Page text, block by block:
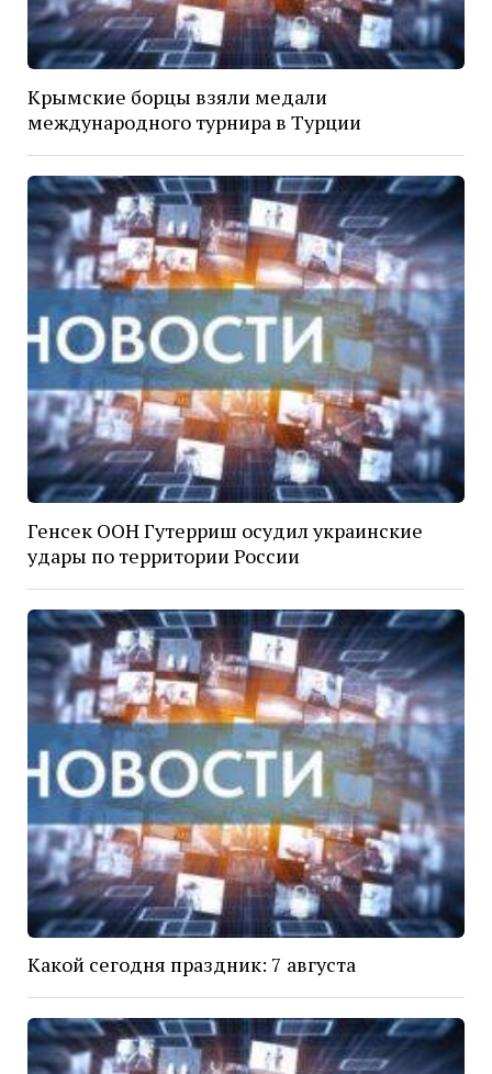
Крымские борцы взяли медали
международного турнира в Турции
Генсек ООН Гутерриш осудил украинские
удары по территории России
Какой сегодня праздник: 7 августа